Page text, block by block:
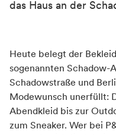
das Haus an der
Heute belegt der
sogenannten Schadow-
Schadowstraße und
Modewunsch unerfüllt:
Abendkleid bis zur
zum Sneaker. Wer bei